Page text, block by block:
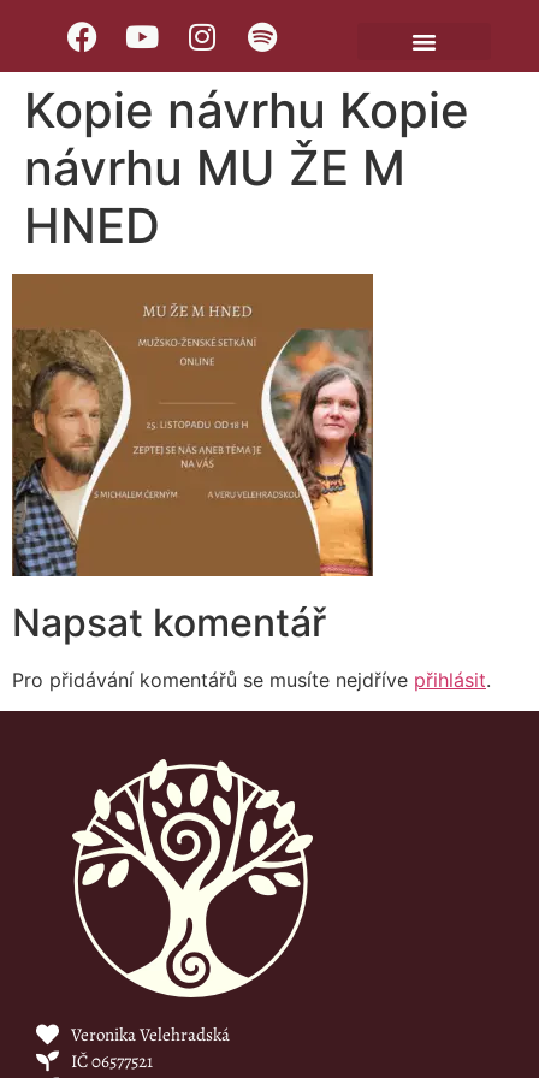
Kopie návrhu Kopie
návrhu MU ŽE M
HNED
Napsat komentář
Pro přidávání komentářů se musíte nejdříve přihlásit.
Veronika Velehradská
IČ 06577521